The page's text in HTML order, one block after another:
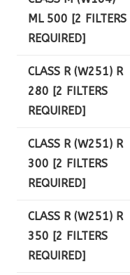
ML 500 [2 FILTERS
REQUIRED]
CLASS R (W251) R
280 [2 FILTERS
REQUIRED]
CLASS R (W251) R
300 [2 FILTERS
REQUIRED]
CLASS R (W251) R
350 [2 FILTERS
REQUIRED]